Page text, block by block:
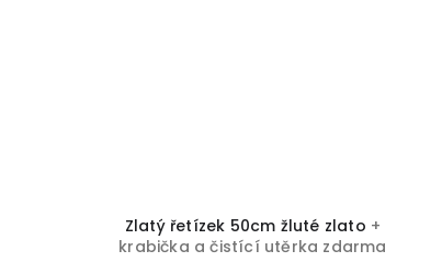
Zlatý řetízek 50cm žluté zlato +
krabička a čistící utěrka zdarma